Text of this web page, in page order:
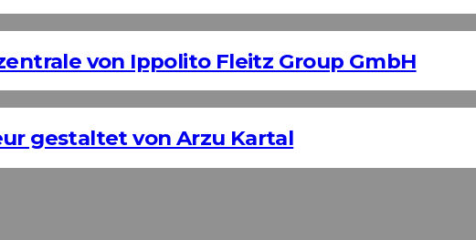
von Ippolito Fleitz Group GmbH
gestaltet von Arzu Kartal